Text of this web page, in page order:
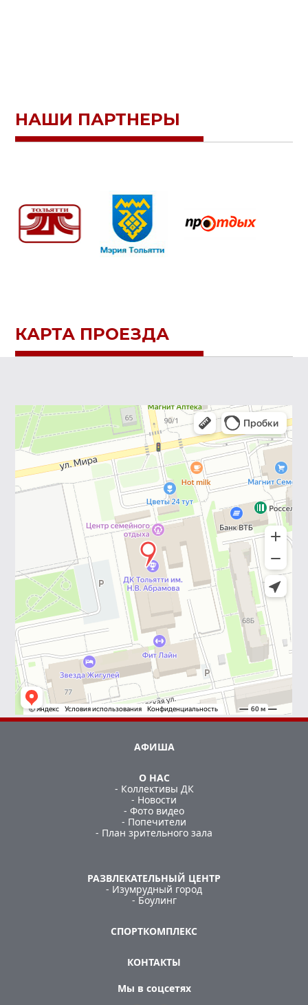
НАШИ ПАРТНЕРЫ
КАРТА ПРОЕЗДА
АФИША
О НАС
- Коллективы ДК
- Новости
- Фото видео
- Попечители
- План зрительного зала
РАЗВЛЕКАТЕЛЬНЫЙ ЦЕНТР
- Изумрудный город
- Боулинг
СПОРТКОМПЛЕКС
КОНТАКТЫ
Мы в соцсетях